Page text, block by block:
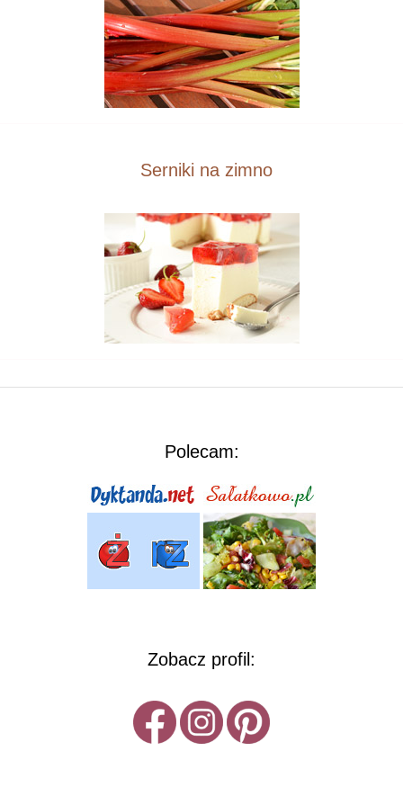
Serniki na zimno
Polecam:
Zobacz profil: